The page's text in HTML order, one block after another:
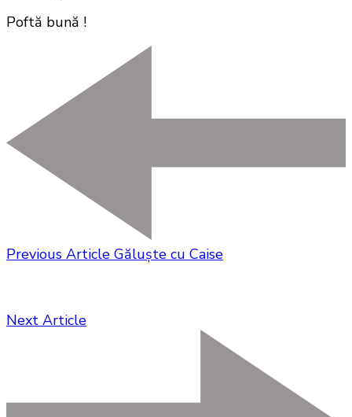
Poftă bună !
Previous Article Găluște cu Caise
Next Article